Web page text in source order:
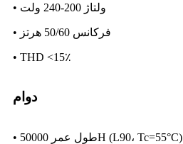
• ولتاژ 200-240 ولت
• فرکانس 50/60 هرتز
• THD <15٪
دوام
• طول عمر 50000H (L90، Tc=55°C)